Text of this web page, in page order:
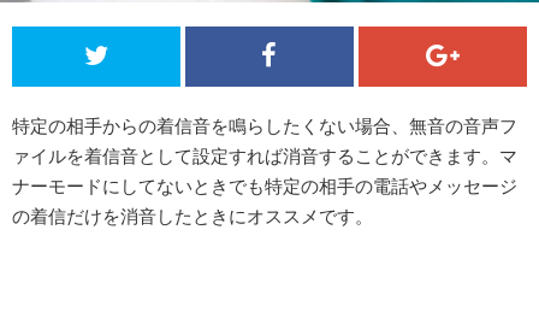
特定の相手からの着信音を鳴らしたくない場合、無音の音声フ
ァイルを着信音として設定すれば消音することができます。マ
ナーモードにしてないときでも特定の相手の電話やメッセージ
の着信だけを消音したときにオススメです。